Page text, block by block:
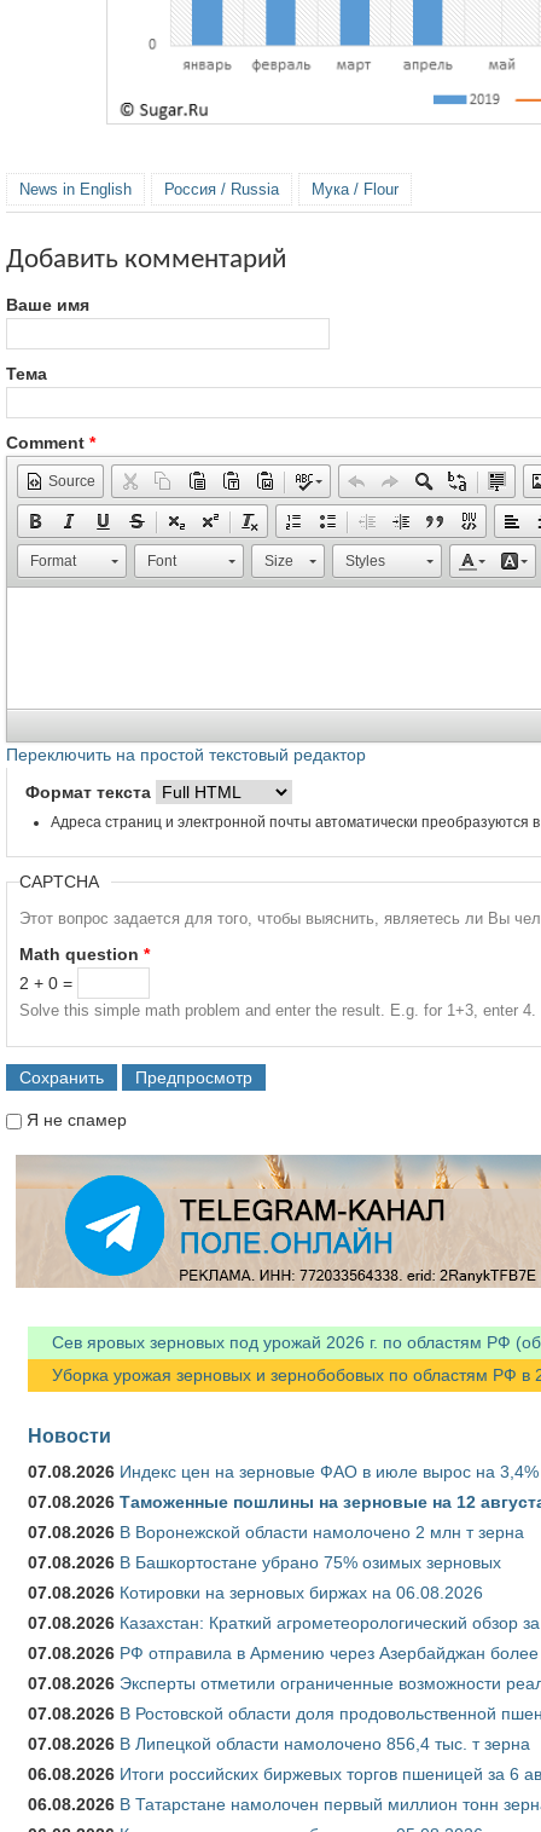
News in English Россия / Russia Мука / Flour
Добавить комментарий
Ваше имя
Тема
Comment *
Source
Format Font Size Styles
Переключить на простой текстовый редактор
Формат текста
Адреса страниц и электронной почты автоматически преобразуются
CAPTCHA
Этот вопрос задается для того, чтобы выяснить, являетесь ли Вы
Math question *
2 + 0 =
Solve this simple math problem and enter the result. E.g. for 1+3, enter 4.
Я не спамер
Сев яровых зерновых под урожай 2026 г. по областям РФ
Уборка урожая зерновых и зернобобовых по областям РФ в
Новости
07.08.2026 Индекс цен на зерновые ФАО в июле вырос на 3,4%
07.08.2026 Таможенные пошлины на зерновые на 12
07.08.2026 В Воронежской области намолочено 2 млн т зерна
07.08.2026 В Башкортостане убрано 75% озимых зерновых
07.08.2026 Котировки на зерновых биржах на 06.08.2026
07.08.2026 Казахстан: Краткий агрометеорологический обзор
07.08.2026 РФ отправила в Армению через Азербайджан более
07.08.2026 Эксперты отметили ограниченные возможности
07.08.2026 В Ростовской области доля продовольственной
07.08.2026 В Липецкой области намолочено 856,4 тыс. т зерна
06.08.2026 Итоги российских биржевых торгов пшеницей за 6
06.08.2026 В Татарстане намолочен первый миллион тонн